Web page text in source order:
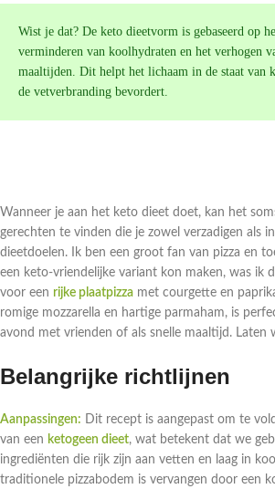
Wist je dat? De keto dieetvorm is gebaseerd op
verminderen van koolhydraten en het verhogen
maaltijden. Dit helpt het lichaam in de staat van
de vetverbranding bevordert.
Wanneer je aan het keto dieet doet, kan het
gerechten te vinden die je zowel verzadigen als
dieetdoelen. Ik ben een groot fan van pizza en
een keto-vriendelijke variant kon maken, was ik
voor een rijke plaatpizza met courgette en
romige mozzarella en hartige parmaham, is
avond met vrienden of als snelle maaltijd. Laten
Belangrijke richtlijnen
Aanpassingen: Dit recept is aangepast om te
van een ketogeen dieet, wat betekent dat we
ingrediënten die rijk zijn aan vetten en laag in
traditionele pizzabodem is vervangen door een